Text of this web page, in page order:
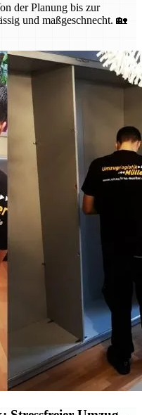
der Planung bis zur
und maßgeschnecht. 🏡